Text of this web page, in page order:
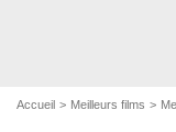
Accueil Meilleurs films